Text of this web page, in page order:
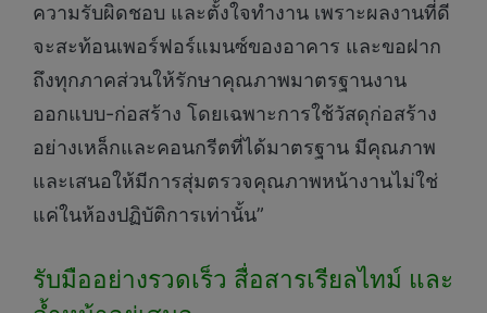
ความรับผิดชอบ และตั้งใจทำงาน เพราะผลงานที่ดี
จะสะท้อนเพอร์ฟอร์แมนซ์ของอาคาร และขอฝาก
ถึงทุกภาคส่วนให้รักษาคุณภาพมาตรฐานงาน
ออกแบบ-ก่อสร้าง โดยเฉพาะการใช้วัสดุก่อสร้าง
อย่างเหล็กและคอนกรีตที่ได้มาตรฐาน มีคุณภาพ
และเสนอให้มีการสุ่มตรวจคุณภาพหน้างานไม่ใช่
แค่ในห้องปฏิบัติการเท่านั้น”
รับมืออย่างรวดเร็ว สื่อสารเรียลไทม์ และ